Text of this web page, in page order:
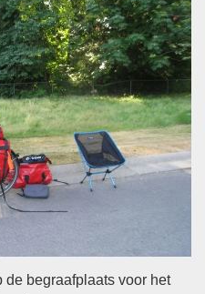
de begraafplaats voor het